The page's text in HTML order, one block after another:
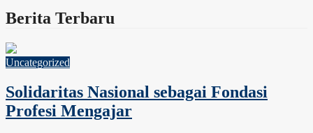
Berita Terbaru
Uncategorized
Solidaritas Nasional sebagai Fondasi
Profesi Mengajar